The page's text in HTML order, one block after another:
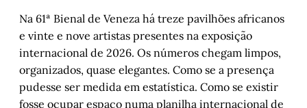
Marília Kosby
Há par e ser: África e o Sul Global na Bienal
de Veneza, por Samantha Buglione
Espaço e tempo na era das plataformas:
contribuições de Milton Santos para
compreender o Brasil contemporâneo,
por
Na 61ª Bienal de Veneza há treze pavilhões africanos
e vinte e nove artistas presentes na exposição
internacional de 2026. Os números chegam limpos,
organizados, quase elegantes. Como se a presença
pudesse ser medida em estatística. Como se existir
fosse ocupar espaço numa planilha internacional de